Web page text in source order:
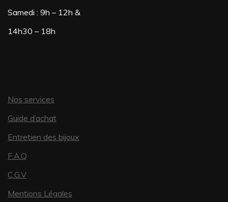
Samedi : 9h – 12h &
14h30 – 18h
Nos services
Guide d’achat
Entretien des bijoux
F.A.Q
C.G.V
Mentions Légales